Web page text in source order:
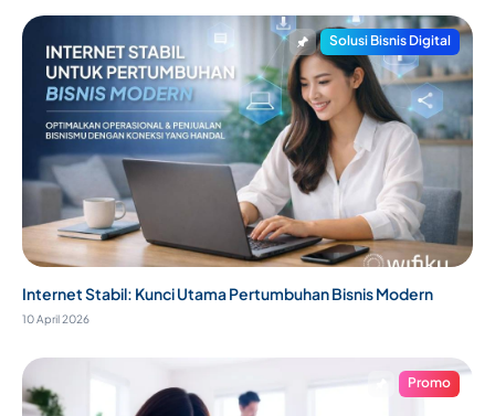
Solusi Bisnis Digital
Internet Stabil: Kunci Utama Pertumbuhan Bisnis Modern
10 April 2026
Promo